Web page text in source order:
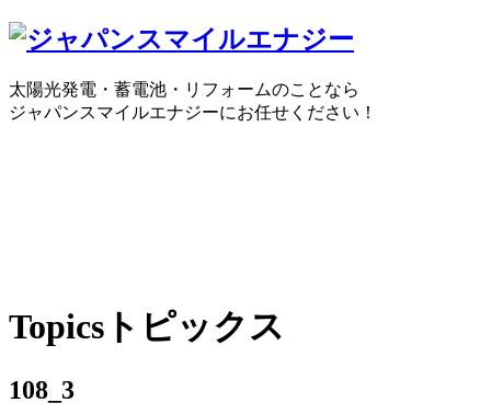
太陽光発電・蓄電池・リフォームのことなら
ジャパンスマイルエナジーにお任せください！
Topics トピックス
108_3